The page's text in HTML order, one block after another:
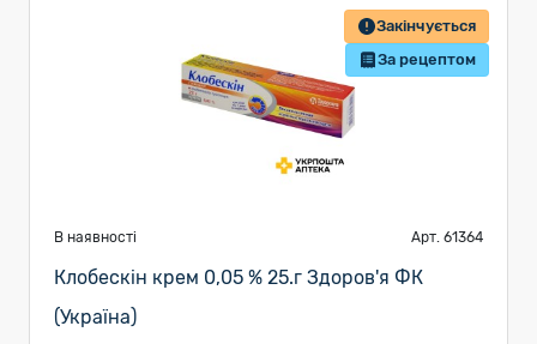
Закінчується
За рецептом
В наявності Арт. 61364
Клобескін крем 0,05 % 25.г Здоров'я ФК
(Україна)